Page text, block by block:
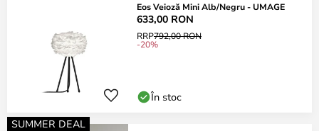
Eos Veioză Mini Alb/Negru - UMAGE
633,00 RON
RRP792,00 RON
-20%
În stoc
SUMMER DEAL